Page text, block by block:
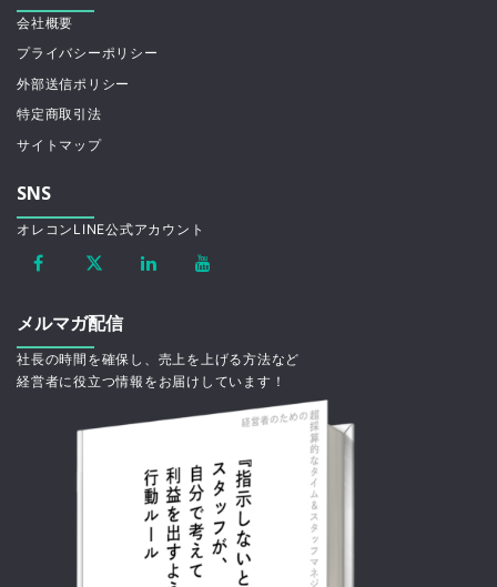
会社概要
プライバシーポリシー
外部送信ポリシー
特定商取引法
サイトマップ
SNS
オレコンLINE公式アカウント
メルマガ配信
社長の時間を確保し、売上を上げる方法など
経営者に役立つ情報をお届けしています！